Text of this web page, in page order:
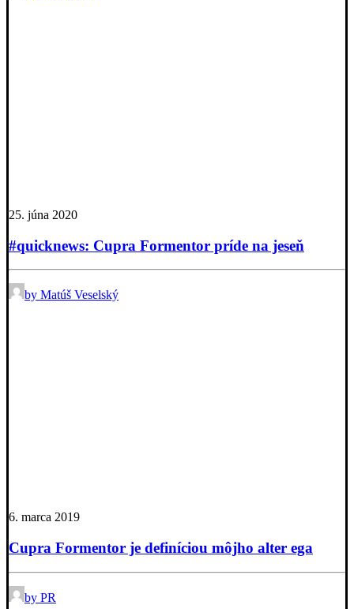
25. júna 2020
#quicknews: Cupra Formentor príde na jeseň
by Matúš Veselský
6. marca 2019
Cupra Formentor je definíciou môjho alter ega
by PR